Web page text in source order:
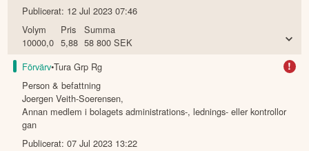
Publicerat: 12 Jul 2023 07:46
Volym
10000,0
Pris
5,88
Summa
58 800 SEK
Förvärv•Tura Grp Rg !
Person & befattning
Joergen Veith-Soerensen,
Annan medlem i bolagets administrations-, lednings- eller kontrollor
gan
Publicerat:07 Jul 2023 13:22